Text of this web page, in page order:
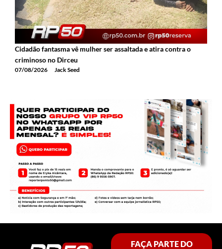
Cidadão fantasma vê mulher ser assaltada e atira contra o
criminoso no Dirceu
07/08/2026 Jack Seed
FAÇA PARTE DO